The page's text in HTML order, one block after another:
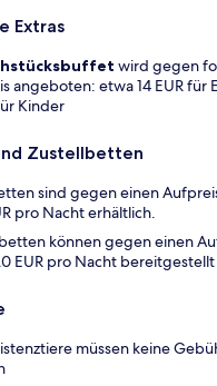
Extras
wird gegen
angeboten: etwa 14 EUR für
Kinder
Zustellbetten
sind gegen einen
pro Nacht erhältlich.
können gegen einen
EUR pro Nacht
müssen keine